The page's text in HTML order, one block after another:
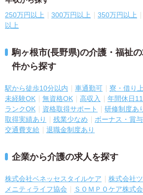
250万円以上 300万円以上 350万円以上
以上
駒ヶ根市(長野県)の介護・福祉
件から探す
駅から徒歩10分以内 車通勤可 寮・借り
未経験OK
無資格OK 高収入 年間休日
ランクOK
資格取得サポート 研修制度あ
取得実績あり
残業少なめ ボーナス・賞
交通費支給
退職金制度あり
企業から介護の求人を探す
株式会社ベネッセスタイルケア 株式会社
メニティライフ協会
ＳＯＭＰＯケア株式